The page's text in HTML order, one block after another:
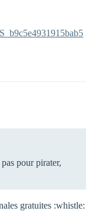
pour pirater,
gratuites :whistle: